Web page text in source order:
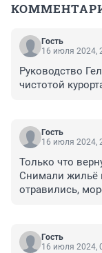
Гость
16 июля 2024,
Руководство
чистотой
Гость
16 июля 2024,
Только что
Снимали жильё
отравились,
июня, к концу
море грязное.
Гость
16 июля 2024,